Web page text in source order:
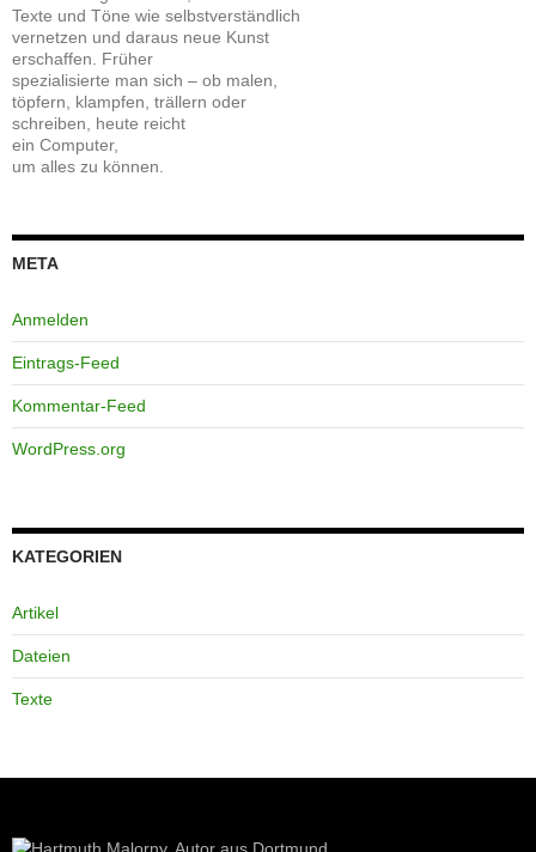
Texte und Töne wie selbstverständlich
vernetzen und daraus neue Kunst
erschaffen. Früher
spezialisierte man sich – ob malen,
töpfern, klampfen, trällern oder
schreiben, heute reicht
ein Computer,
um alles zu können.
META
Anmelden
Eintrags-Feed
Kommentar-Feed
WordPress.org
KATEGORIEN
Artikel
Dateien
Texte